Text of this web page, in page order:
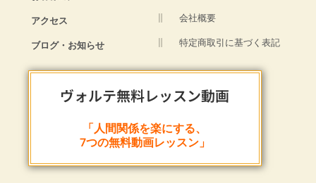
アクセス
ブログ・お知らせ
会社概要
特定商取引に基づく表記
ヴォルテ無料レッスン動画
「人間関係を楽にする、
7つの無料動画レッスン」